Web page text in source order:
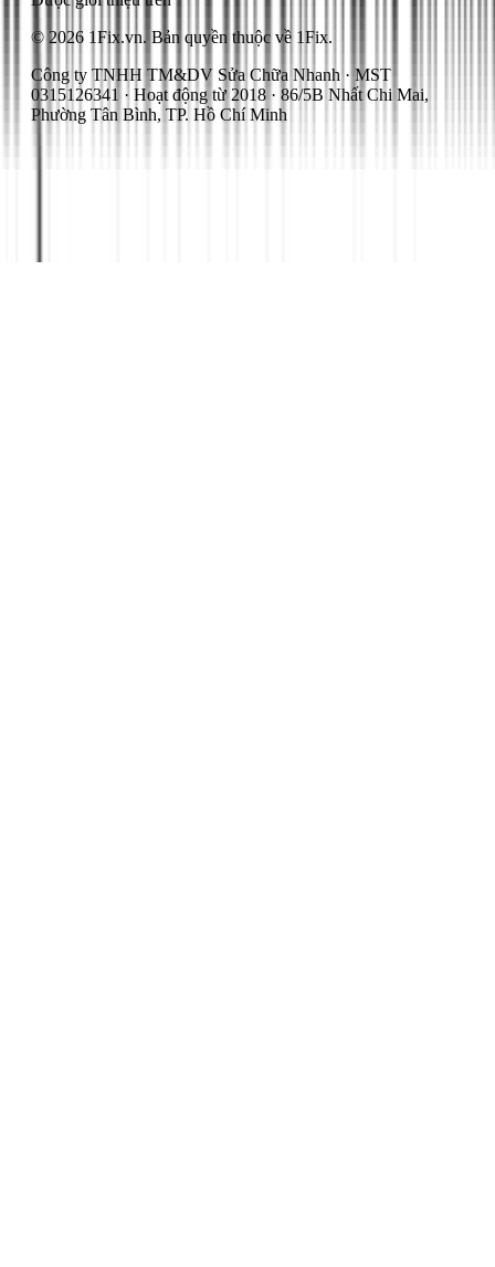
© 2026 1Fix.vn. Bản quyền thuộc về 1Fix.
Công ty TNHH TM&DV Sửa Chữa Nhanh · MST
0315126341 · Hoạt động từ 2018 · 86/5B Nhất Chi Mai,
Phường Tân Bình, TP. Hồ Chí Minh